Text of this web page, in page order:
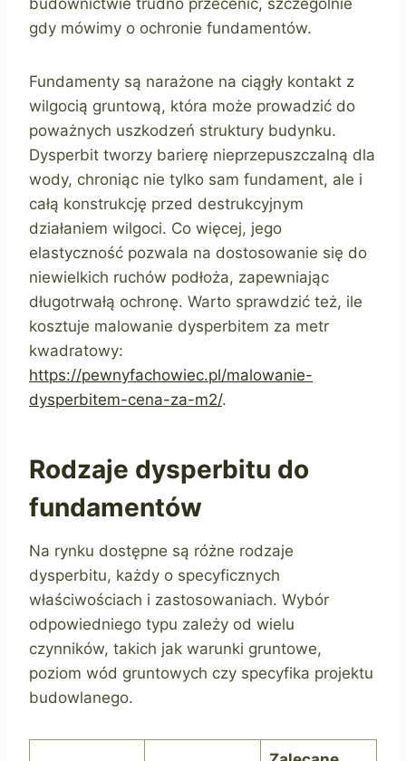
budownictwie trudno przecenić, szczególnie
gdy mówimy o ochronie fundamentów.
Fundamenty są narażone na ciągły kontakt z
wilgocią gruntową, która może prowadzić do
poważnych uszkodzeń struktury budynku.
Dysperbit tworzy barierę nieprzepuszczalną dla
wody, chroniąc nie tylko sam fundament, ale i
całą konstrukcję przed destrukcyjnym
działaniem wilgoci. Co więcej, jego
elastyczność pozwala na dostosowanie się do
niewielkich ruchów podłoża, zapewniając
długotrwałą ochronę. Warto sprawdzić też, ile
kosztuje malowanie dysperbitem za metr
kwadratowy:
https://pewnyfachowiec.pl/malowanie-
dysperbitem-cena-za-m2/.
Rodzaje dysperbitu do
fundamentów
Na rynku dostępne są różne rodzaje
dysperbitu, każdy o specyficznych
właściwościach i zastosowaniach. Wybór
odpowiedniego typu zależy od wielu
czynników, takich jak warunki gruntowe,
poziom wód gruntowych czy specyfika projektu
budowlanego.